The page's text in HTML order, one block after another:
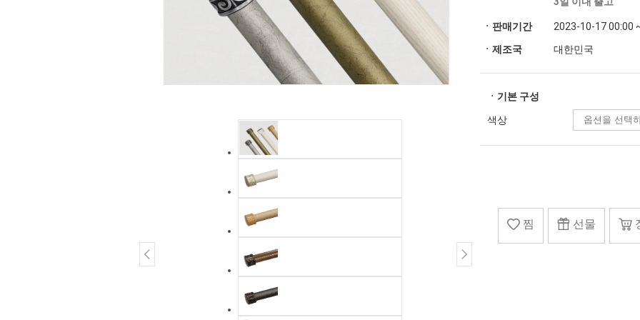
ㆍ판매기간
2023-10-17 00:00
ㆍ제조국
대한민국
ㆍ기본 구성
색상
찜 선물